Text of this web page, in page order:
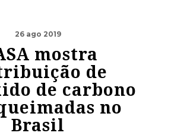
26 ago 2019
mostra
de
de carbono
no
Brasil